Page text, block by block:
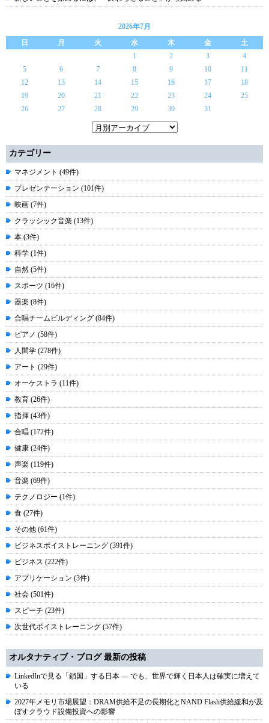
2026年7月
日
月 火 水 木 金
土
1
2 3
4
5
6 7 8 9 10
11
12
13 14 15 16 17
18
19
20 21 22 23 24
25
26
27 28 29 30 31
カテゴリー
マネジメント (49件)
プレゼンテーション (101件)
映画 (7件)
クラッシック音楽 (13件)
本 (3件)
科学 (1件)
自然 (5件)
スポーツ (16件)
器楽 (8件)
合唱チームビルディング (84件)
ピアノ (58件)
人間学 (278件)
アート (29件)
オーケストラ (11件)
教育 (26件)
指揮 (43件)
合唱 (172件)
健康 (24件)
声楽 (119件)
音楽 (69件)
テクノロジー (1件)
食 (27件)
その他 (61件)
ビジネスボイストレーニング (391件)
ビジネス (222件)
アプリケーション (3件)
社会 (501件)
スピーチ (23件)
次世代ボイストレーニング (57件)
オルタナティブ・ブログ 最新の投稿
LinkedInで見る「鎖国」する日本 ― でも、世界で輝く日本人は確実に増えて
いる
2027年メモリ市場展望：DRAM供給不足の長期化とNAND Flash供給緩和が及
ぼすクラウド設備投資への影響